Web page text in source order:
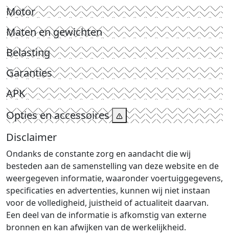
Motor
Maten en gewichten
Belasting
Garanties
APK
Opties en accessoires
Disclaimer
Ondanks de constante zorg en aandacht die wij
besteden aan de samenstelling van deze website en de
weergegeven informatie, waaronder voertuiggegevens,
specificaties en advertenties, kunnen wij niet instaan
voor de volledigheid, juistheid of actualiteit daarvan.
Een deel van de informatie is afkomstig van externe
bronnen en kan afwijken van de werkelijkheid.